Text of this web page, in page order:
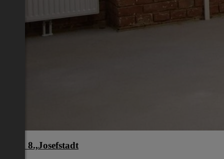
Wien 8.,Josefstadt